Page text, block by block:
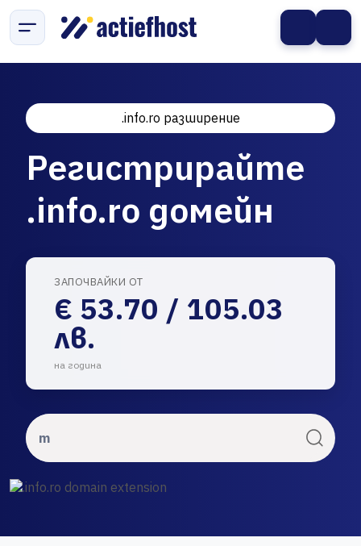
.info.ro разширение
Регистрирайте
.info.ro домейн
ЗАПОЧВАЙКИ ОТ
€ 53.70 / 105.03
лв.
на година